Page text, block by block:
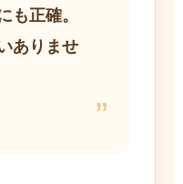
も正確。
ありませ
”